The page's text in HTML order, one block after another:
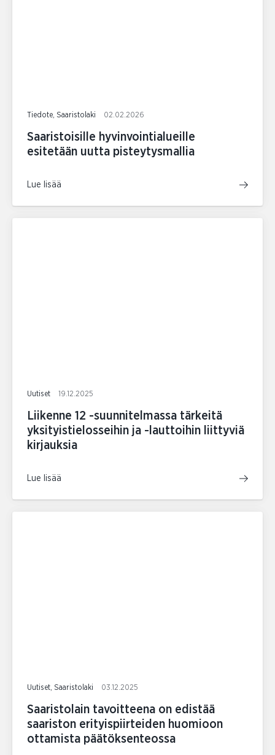
Tiedote, Saaristolaki 02.02.2026
Saaristoisille hyvinvointialueille
esitetään uutta pisteytysmallia
Lue lisää
Uutiset 19.12.2025
Liikenne 12 -suunnitelmassa tärkeitä
yksityistielosseihin ja -lauttoihin liittyviä
kirjauksia
Lue lisää
Uutiset, Saaristolaki 03.12.2025
Saaristolain tavoitteena on edistää
saariston erityispiirteiden huomioon
ottamista päätöksenteossa